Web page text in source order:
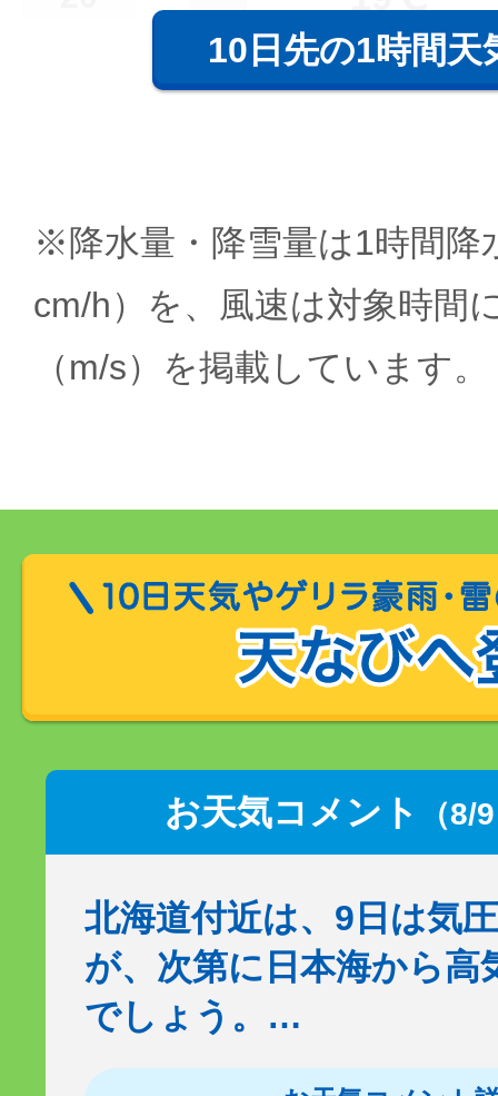
10日先の1時間天
※降水量・降雪量は1時間降
cm/h）を、風速は対象時間
（m/s）を掲載しています。
お天気コメント （8/
北海道付近は、9日は気
が、次第に日本海から高
でしょう。…